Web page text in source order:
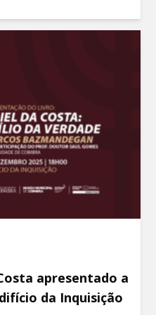
apresentado a
da Inquisição